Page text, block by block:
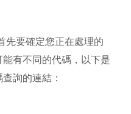
先要確定您正在處理的
有不同的代碼，以下是
詢的連結：